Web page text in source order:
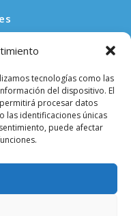
tecnologías como las
del dispositivo. El
procesar datos
las identificaciones únicas
puede afectar